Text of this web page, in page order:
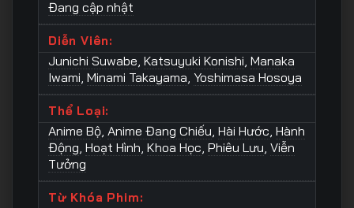
Đang cập nhật
Diễn Viên:
Junichi Suwabe Katsuyuki Konishi Manaka
Iwami Minami Takayama Yoshimasa Hosoya
Thể Loại:
Anime Bộ Anime Đang Chiếu Hài Hước Hành
Động Hoạt Hình Khoa Học Phiêu Lưu Viễn
Tưởng
Từ Khóa Phim: